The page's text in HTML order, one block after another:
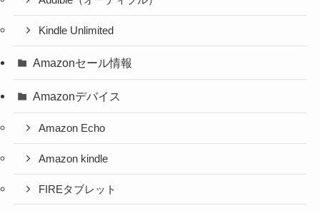
Kindle Unlimited
Amazonセール情報
Amazonデバイス
Amazon Echo
Amazon kindle
FIREタブレット